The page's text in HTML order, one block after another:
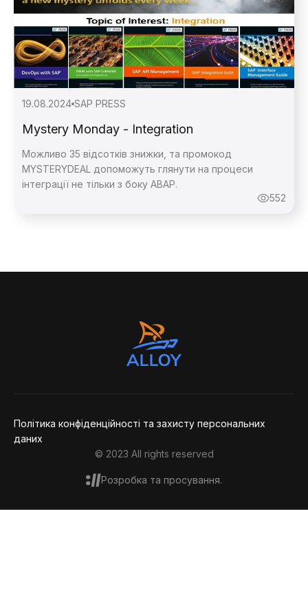
19.08.2024 SAP PRESS
Mystery Monday - Integration
Можливо 35 відсотків знижки, та промокод
MYSTERYDEAL допоможуть глянути на процеси
інтеграції не тільки з боку ABAP.
552
Політика конфіденційності та захисту персональних
даних
© 2023 All rights reserved
Розробка та просування.